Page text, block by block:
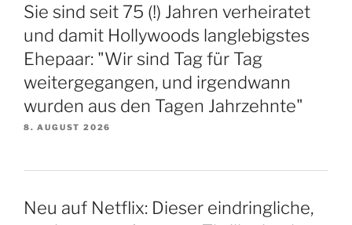
Sie sind seit 75 (!) Jahren verheiratet
und damit Hollywoods langlebigstes
Ehepaar: "Wir sind Tag für Tag
weitergegangen, und irgendwann
wurden aus den Tagen Jahrzehnte"
8. AUGUST 2026
Neu auf Netflix: Dieser eindringliche,